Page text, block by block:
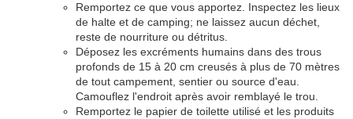
Remportez ce que vous apportez. Inspectez les lieux
de halte et de camping; ne laissez aucun déchet,
reste de nourriture ou détritus.
Déposez les excréments humains dans des trous
profonds de 15 à 20 cm creusés à plus de 70 mètres
de tout campement, sentier ou source d'eau.
Camouflez l'endroit après avoir remblayé le trou.
Remportez le papier de toilette utilisé et les produits